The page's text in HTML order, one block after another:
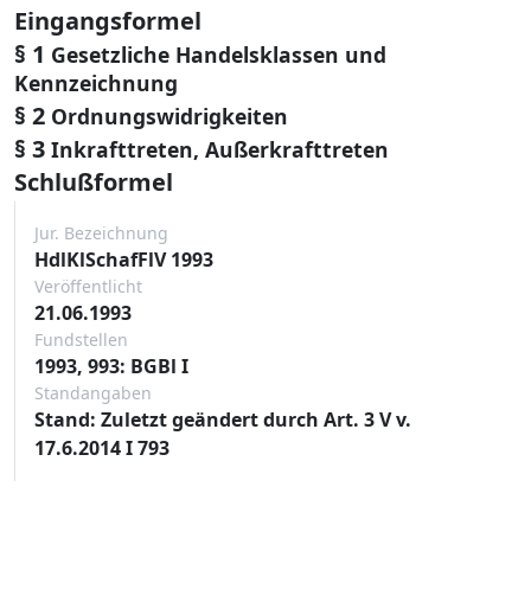
Eingangsformel
§ 1 Gesetzliche Handelsklassen und
Kennzeichnung
§ 2 Ordnungswidrigkeiten
§ 3 Inkrafttreten, Außerkrafttreten
Schlußformel
Jur. Bezeichnung
HdlKlSchafFlV 1993
Veröffentlicht
21.06.1993
Fundstellen
1993, 993: BGBl I
Standangaben
Stand: Zuletzt geändert durch Art. 3 V v.
17.6.2014 I 793